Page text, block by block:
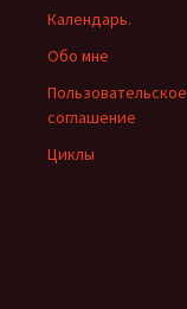
Календарь.
Обо мне
Пользовательское
соглашение
Циклы